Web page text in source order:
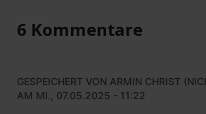
6 Kommentare
GESPEICHERT VON ARMIN CHRIST
AM MI., 07.05.2025 - 11:22